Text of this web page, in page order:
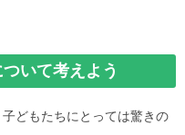
いて考えよう
どもたちにとっては驚きの